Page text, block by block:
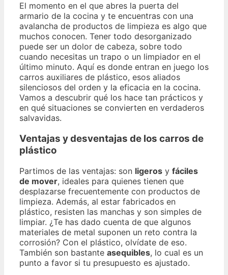
El momento en el que abres la puerta del
armario de la cocina y te encuentras con una
avalancha de productos de limpieza es algo que
muchos conocen. Tener todo desorganizado
puede ser un dolor de cabeza, sobre todo
cuando necesitas un trapo o un limpiador en el
último minuto. Aquí es donde entran en juego los
carros auxiliares de plástico, esos aliados
silenciosos del orden y la eficacia en la cocina.
Vamos a descubrir qué los hace tan prácticos y
en qué situaciones se convierten en verdaderos
salvavidas.
Ventajas y desventajas de los carros de
plástico
Partimos de las ventajas: son ligeros y fáciles
de mover, ideales para quienes tienen que
desplazarse frecuentemente con productos de
limpieza. Además, al estar fabricados en
plástico, resisten las manchas y son simples de
limpiar. ¿Te has dado cuenta de que algunos
materiales de metal suponen un reto contra la
corrosión? Con el plástico, olvídate de eso.
También son bastante asequibles, lo cual es un
punto a favor si tu presupuesto es ajustado.